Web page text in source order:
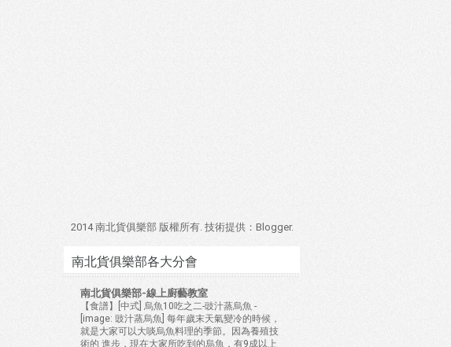
2014 南北貨俱樂部 版權所有. 技術提供： Blogger.
南北貨俱樂部各大分會
南北貨俱樂部-線上廚藝教室
【食譜】[中式] 烏魚10吃之二-豉汁蒸烏魚 -
[image: 豉汁蒸烏魚] 每年歲末天氣變冷的時候，
就是大家可以大啖烏魚料理的季節。因為養殖技
術的 進步，現在大家所吃到的烏魚，有9成以上